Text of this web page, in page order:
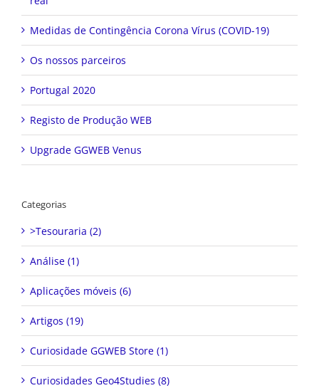
Medidas de Contingência Corona Vírus (COVID-19)
Os nossos parceiros
Portugal 2020
Registo de Produção WEB
Upgrade GGWEB Venus
Categorias
>Tesouraria (2)
Análise (1)
Aplicações móveis (6)
Artigos (19)
Curiosidade GGWEB Store (1)
Curiosidades Geo4Studies (8)